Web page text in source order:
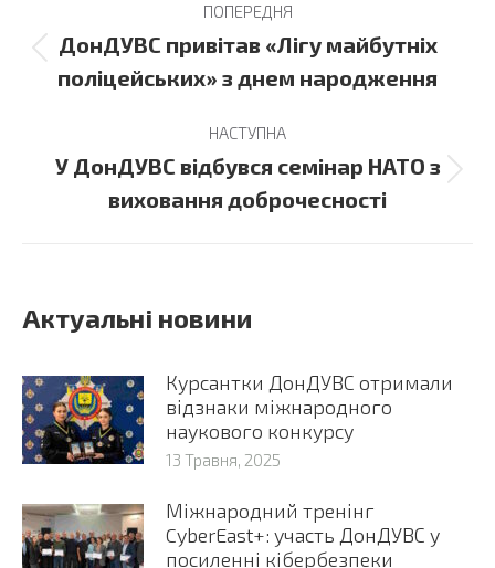
navigation
ПОПЕРЕДНЯ
Previous
post:
ДонДУВС привітав «Лігу майбутніх
поліцейських» з днем народження
НАСТУПНА
Next
post:
У ДонДУВС відбувся семінар НАТО з
виховання доброчесності
Актуальні новини
Курсантки ДонДУВС отримали
відзнаки міжнародного
наукового конкурсу
13 Травня, 2025
Міжнародний тренінг
CyberEast+: участь ДонДУВС у
посиленні кібербезпеки